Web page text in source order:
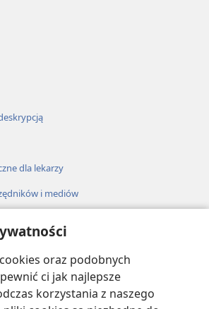
oraz podobnych
ci jak najlepsze
korzystania z naszego
dla lekarzy
i mediów
Strażnicy